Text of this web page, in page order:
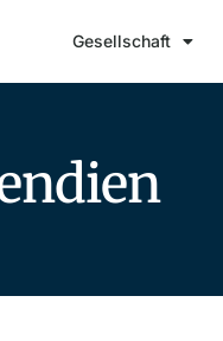
Gesellschaft